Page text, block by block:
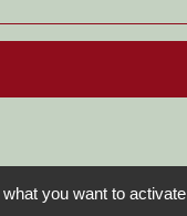
you want to activate